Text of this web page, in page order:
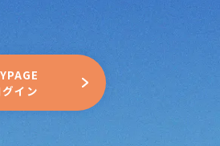
イン